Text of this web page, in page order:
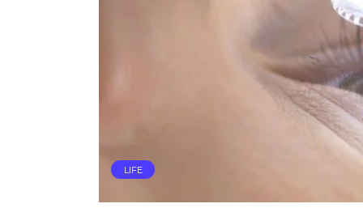
LIFE